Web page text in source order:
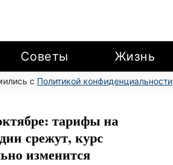
Советы Жизнь
с Политикой конфиденциальности
тарифы на
срежут, курс
изменится